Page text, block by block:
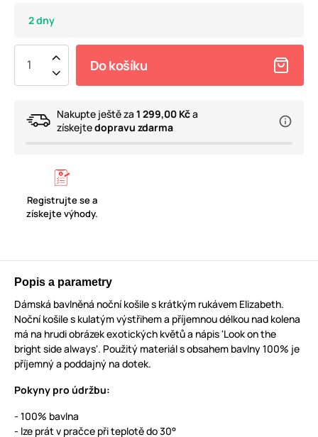
2 dny
Do košíku
Nakupte ještě za 1 299,00 Kča
získejtedopravu zdarma
Registrujte se a
získejte výhody.
Popis a parametry
Dámská bavlněná noční košile s krátkým rukávem Elizabeth.
Noční košile s kulatým výstřihem a příjemnou délkou nad kolena
má na hrudi obrázek exotických květů a nápis 'Look on the
bright side always'. Použitý materiál s obsahem bavlny 100% je
příjemný a poddajný na dotek.
Pokyny pro údržbu:
- 100% bavlna
- lze prát v pračce při teplotě do 30°